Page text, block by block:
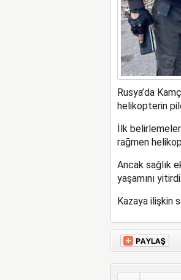
Rusya’da
helikopterin
İlk
rağmen
Ancak sağlık
yaşamını yitirdi.
Kazaya ilişkin